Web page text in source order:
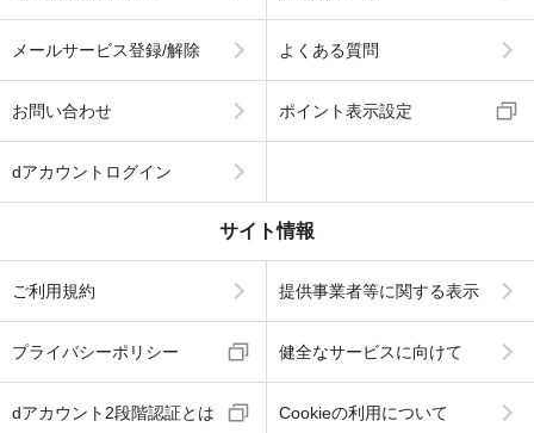
メールサービス登録/解除 よくある質問
お問い合わせ ポイント表示設定
dアカウントログイン
サイト情報
ご利用規約 提供事業者等に関する表示
プライバシーポリシー 健全なサービスに向けて
dアカウント2段階認証とは Cookieの利用について